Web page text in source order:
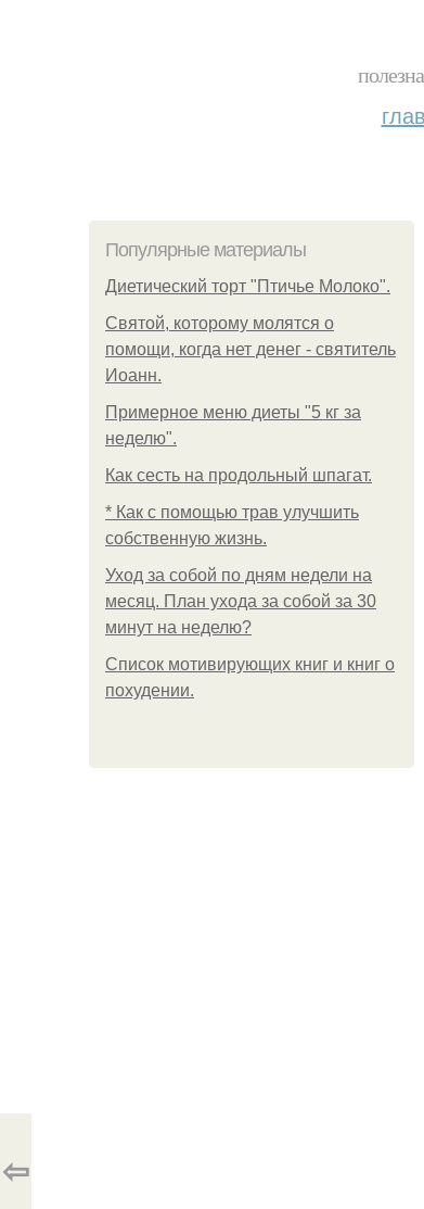
Популярные материалы
Диетический торт "Птичье Молоко".
Святой, которому молятся о
помощи, когда нет денег - святитель
Иоанн.
Примерное меню диеты "5 кг за
неделю".
Как сесть на продольный шпагат.
* Как с помощью трав улучшить
собственную жизнь.
Уход за собой по дням недели на
месяц. План ухода за собой за 30
минут на неделю?
Список мотивирующих книг и книг о
похудении.
⇦